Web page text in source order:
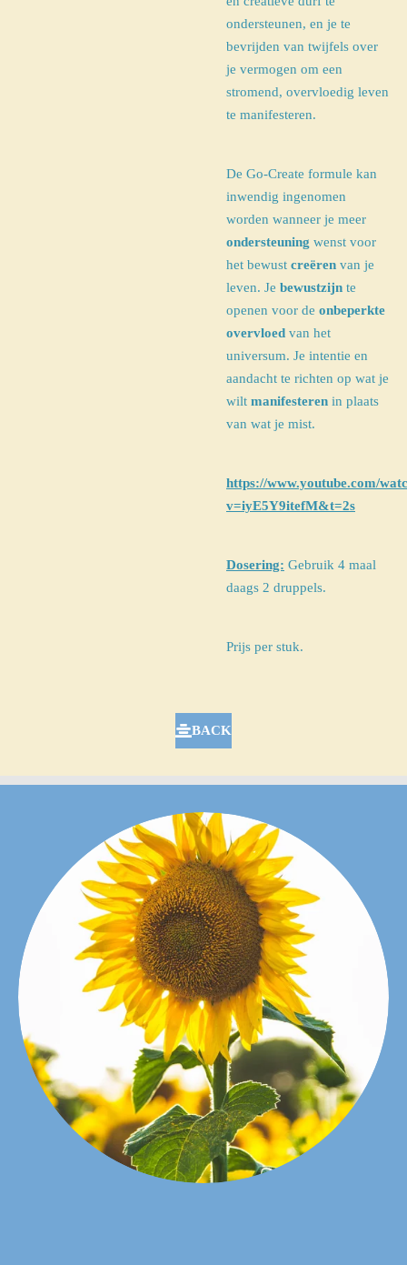
ondersteunen, en je te
bevrijden van twijfels over
je vermogen om een ​​
stromend, overvloedig leven
te manifesteren.
De Go-Create formule kan
inwendig ingenomen
worden wanneer je meer
ondersteuning wenst voor
het bewust creëren van je
leven. Je bewustzijn te
openen voor de onbeperkte
overvloed van het
universum. Je intentie en
aandacht te richten op wat je
wilt manifesteren in plaats
van wat je mist.
https://www.youtube.com/
v=iyE5Y9itefM&t=2s
Dosering: Gebruik 4 maal
daags 2 druppels.
Prijs per stuk.
BACK